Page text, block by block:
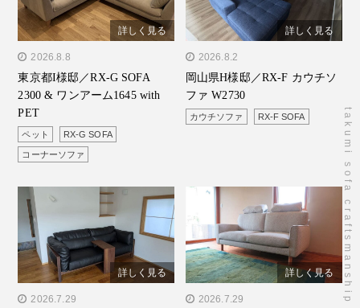
takumi sofa craftsmanship
" alt="東京都I様邸／RX-G
SOFA 2300 & ワンアーム
1645 with PET"/>
詳しく見る
2026.8.8
東京都I様邸／RX-G SOFA
2300 & ワンアーム1645 with
PET
ペット RX-G SOFA
コーナーソファ
" alt="岡山県H様邸／RX-F
カウチソファ W2730"/>
詳しく見る
2026.8.2
岡山県H様邸／RX-F カウチソ
ファ W2730
カウチソファ RX-F SOFA
" alt="愛知県Y様邸／LE
詳しく見る
2026.7.29
" alt="長野県M様邸／PG
詳しく見る
2026.7.29